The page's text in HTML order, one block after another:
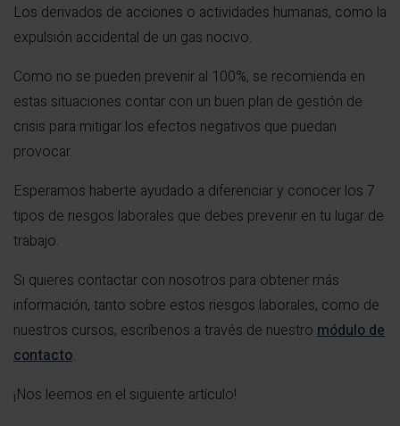
Los derivados de acciones o actividades humanas, como la
expulsión accidental de un gas nocivo.
Como no se pueden prevenir al 100%, se recomienda en
estas situaciones contar con un buen plan de gestión de
crisis para mitigar los efectos negativos que puedan
provocar.
Esperamos haberte ayudado a diferenciar y conocer los 7
tipos de riesgos laborales que debes prevenir en tu lugar de
trabajo.
Si quieres contactar con nosotros para obtener más
información, tanto sobre estos riesgos laborales, como de
nuestros cursos, escríbenos a través de nuestro módulo de
contacto.
¡Nos leemos en el siguiente artículo!